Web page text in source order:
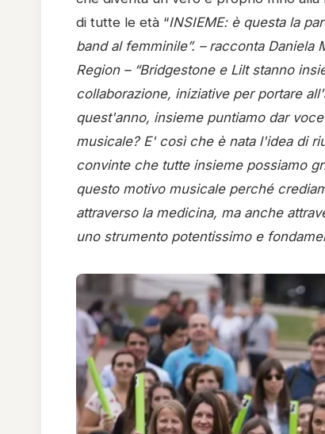
di tutte le età “INSIEME: è questa la
band al femminile”. – racconta Daniela
Region – “Bridgestone e Lilt stanno
collaborazione, iniziative per portare
quest'anno, insieme puntiamo dar
musicale? E' così che è nata l'idea di
convinte che tutte insieme possiamo
questo motivo musicale perché
attraverso la medicina, ma anche
uno strumento potentissimo e